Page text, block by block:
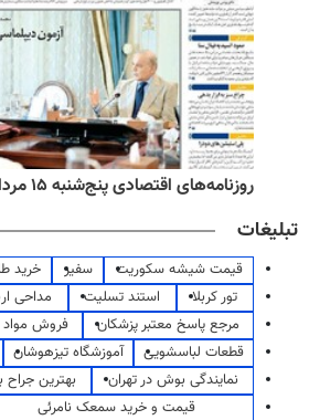
روزنامه‌های اقتصادی پنج‌شنبه ۱۵ مرداد ۱۴۰۵
تبلیغات
قیمت شیشه سکوریت سفیر خرید
تور کربلا
استند تسلیت مداحی
مرجع پاسخ معتبر پزشکان
فروش مواد
قطعات لباسشویی
آموزشگاه تیزهوشان
نمایندگی بوش در تهران
بهترین جراح
قیمت و خرید سمعک نامرئی